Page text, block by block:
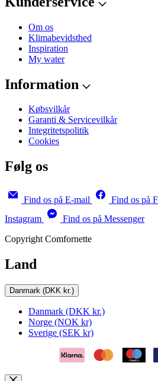
Om os
Klimabevidsthed
Inspiration
My water
Information
Købsvilkår
Garanti & Servicevilkår
Integritetspolitik
Cookies
Følg os
Find os på E-mail Find os på
Instagram
Find os på Messenger
Copyright Comfornette
Land
Danmark (DKK kr.)
Danmark (DKK kr.)
Norge (NOK kr)
Sverige (SEK kr)